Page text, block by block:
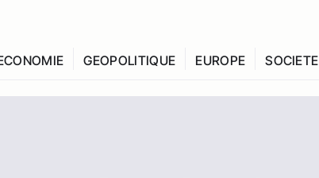
GEOPOLITIQUE EUROPE SOCIETE